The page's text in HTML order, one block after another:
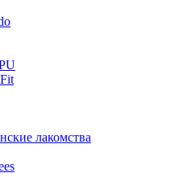
лакомства